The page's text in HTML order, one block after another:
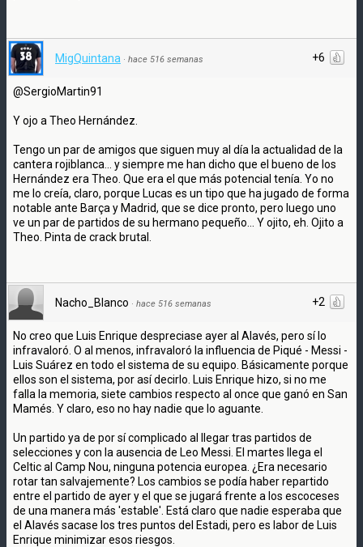
+6
MigQuintana · hace 516 semanas
@SergioMartin91
Y ojo a Theo Hernández.
Tengo un par de amigos que siguen muy al día la actualidad de la
cantera rojiblanca... y siempre me han dicho que el bueno de los
Hernández era Theo. Que era el que más potencial tenía. Yo no
me lo creía, claro, porque Lucas es un tipo que ha jugado de forma
notable ante Barça y Madrid, que se dice pronto, pero luego uno
ve un par de partidos de su hermano pequeño... Y ojito, eh. Ojito a
Theo. Pinta de crack brutal.
+2
Nacho_Blanco · hace 516 semanas
No creo que Luis Enrique despreciase ayer al Alavés, pero sí lo
infravaloró. O al menos, infravaloró la influencia de Piqué - Messi -
Luis Suárez en todo el sistema de su equipo. Básicamente porque
ellos son el sistema, por así decirlo. Luis Enrique hizo, si no me
falla la memoria, siete cambios respecto al once que ganó en San
Mamés. Y claro, eso no hay nadie que lo aguante.
Un partido ya de por sí complicado al llegar tras partidos de
selecciones y con la ausencia de Leo Messi. El martes llega el
Celtic al Camp Nou, ninguna potencia europea. ¿Era necesario
rotar tan salvajemente? Los cambios se podía haber repartido
entre el partido de ayer y el que se jugará frente a los escoceses
de una manera más 'estable'. Está claro que nadie esperaba que
el Alavés sacase los tres puntos del Estadi, pero es labor de Luis
Enrique minimizar esos riesgos.